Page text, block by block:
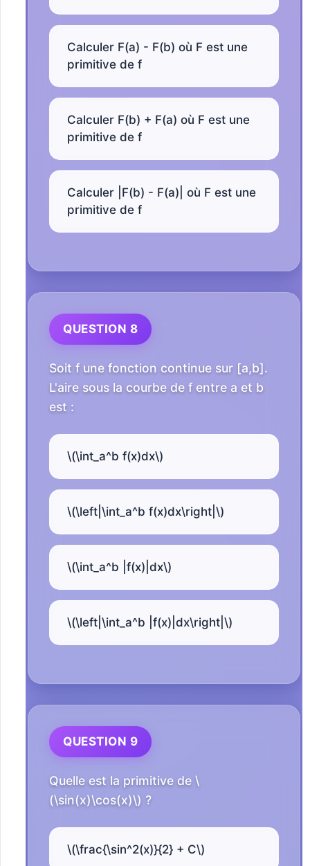
Calculer F(a) - F(b) où F est une
primitive de f
Calculer F(b) + F(a) où F est une
primitive de f
Calculer |F(b) - F(a)| où F est une
primitive de f
QUESTION 8
Soit f une fonction continue sur [a,b].
L'aire sous la courbe de f entre a et b
est :
\(\int_a^b f(x)dx\)
\(\left|\int_a^b f(x)dx\right|\)
\(\int_a^b |f(x)|dx\)
\(\left|\int_a^b |f(x)|dx\right|\)
QUESTION 9
Quelle est la primitive de \
(\sin(x)\cos(x)\) ?
\(\frac{\sin^2(x)}{2} + C\)